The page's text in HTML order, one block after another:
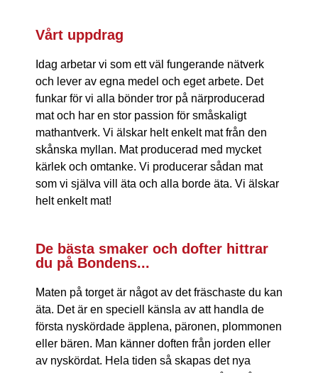
Vårt uppdrag
Idag arbetar vi som ett väl fungerande nätverk
och lever av egna medel och eget arbete. Det
funkar för vi alla bönder tror på närproducerad
mat och har en stor passion för småskaligt
mathantverk. Vi älskar helt enkelt mat från den
skånska myllan. Mat producerad med mycket
kärlek och omtanke. Vi producerar sådan mat
som vi själva vill äta och alla borde äta. Vi älskar
helt enkelt mat!
De bästa smaker och dofter hittrar
du på Bondens...
Maten på torget är något av det fräschaste du kan
äta. Det är en speciell känsla av att handla de
första nyskördade äpplena, päronen, plommonen
eller bären. Man känner doften från jorden eller
av nyskördat. Hela tiden så skapas det nya